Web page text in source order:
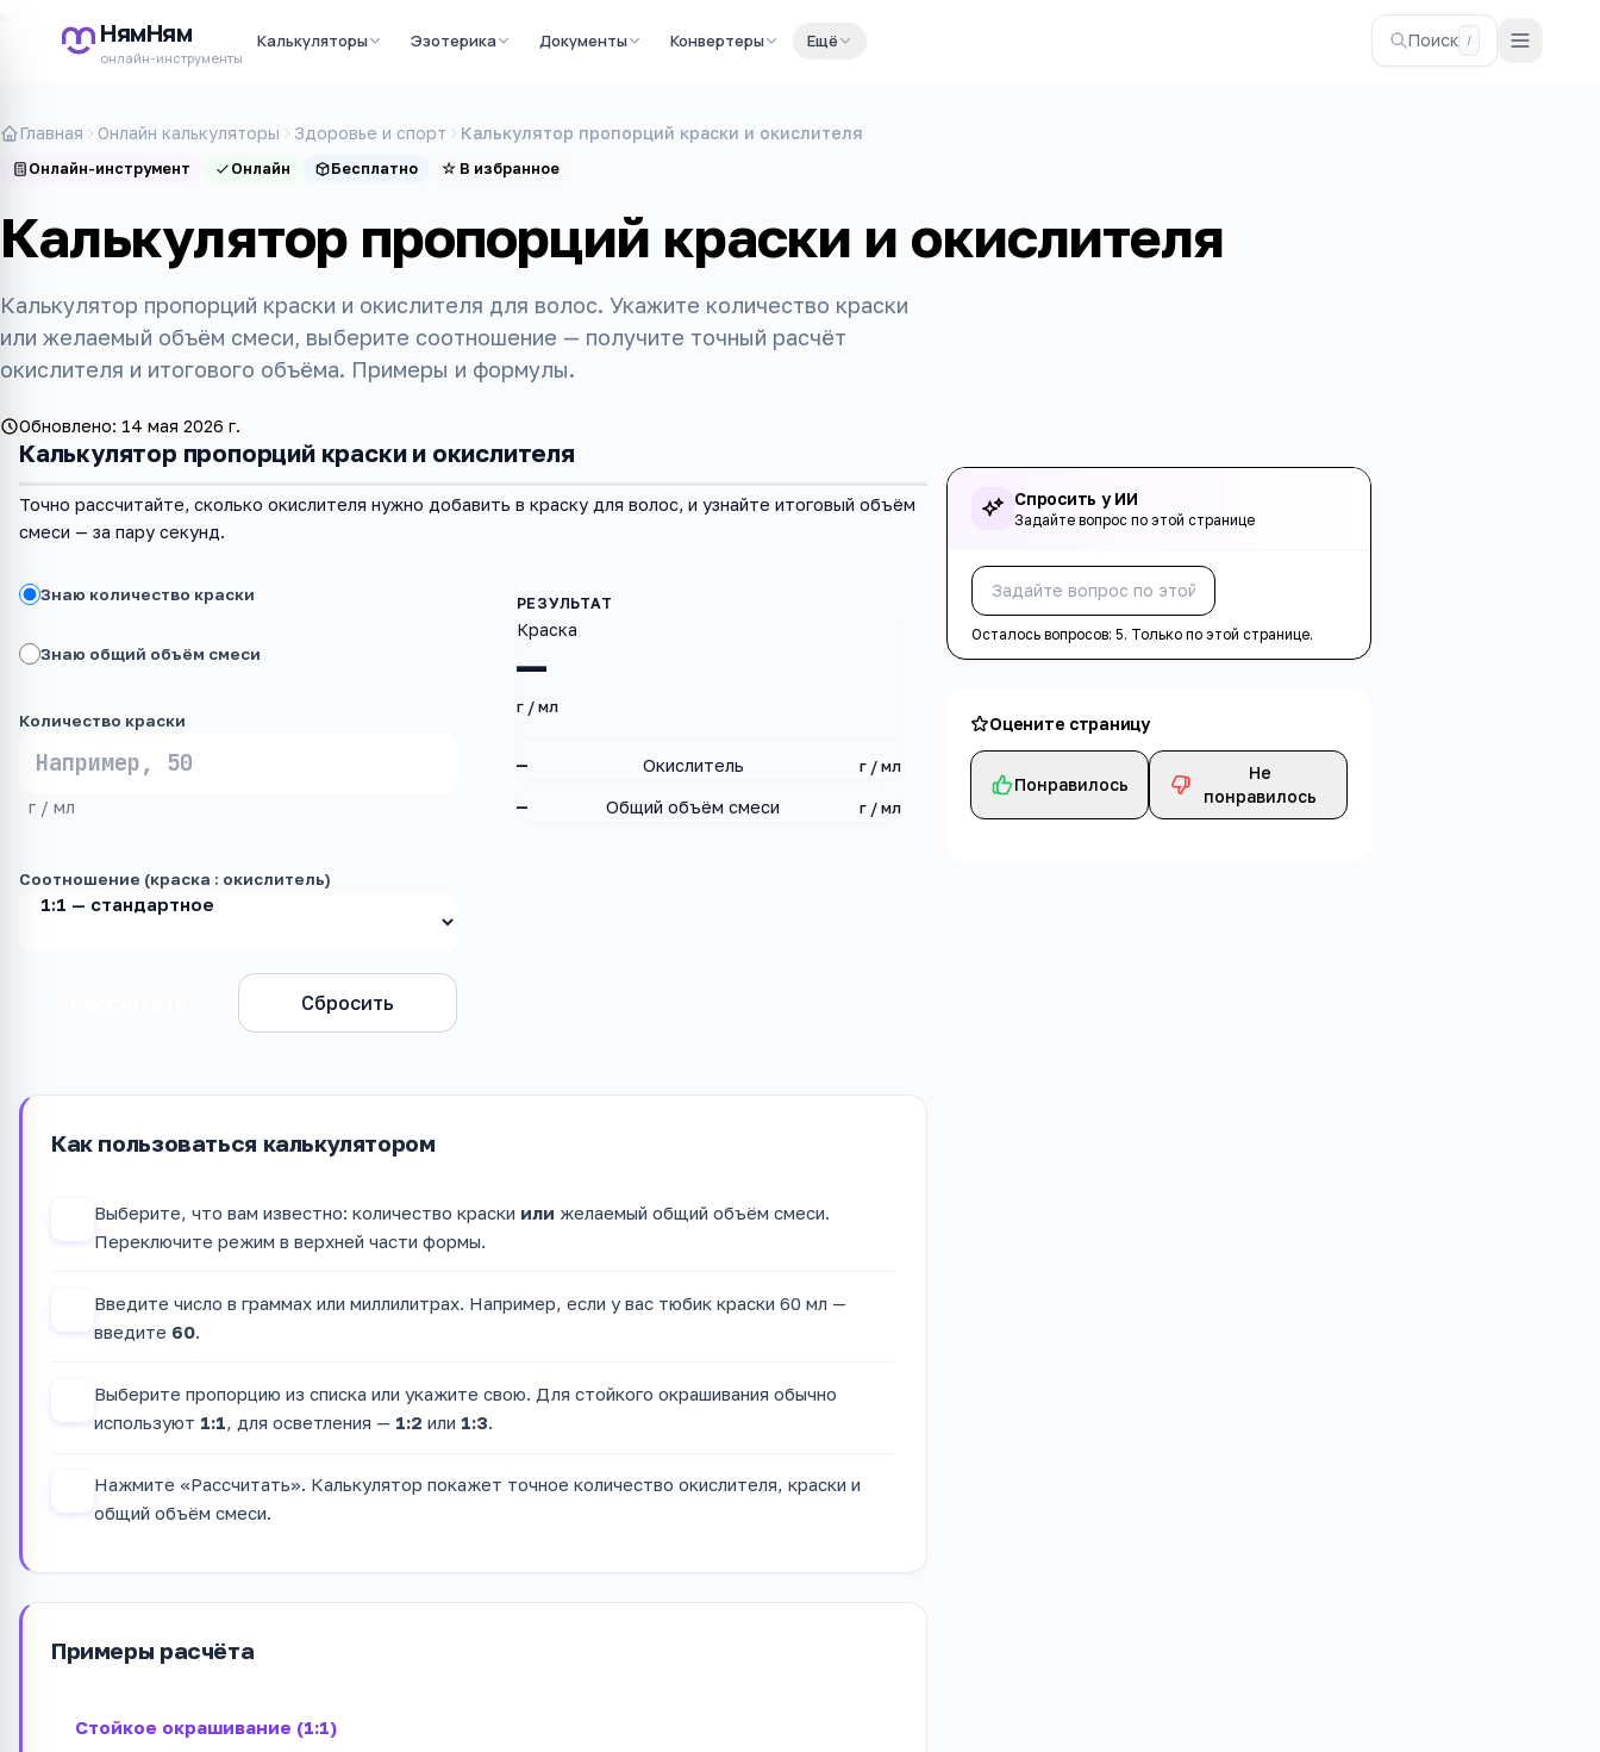
НямНям
онлайн-инструменты
Калькуляторы Эзотерика Документы Конвертеры Ещё Поиск /
Главная Онлайн калькуляторы Здоровье и спорт Калькулятор пропорций краски и окислителя
Онлайн-инструмент Онлайн Бесплатно ☆ В избранное
Калькулятор пропорций краски и окислителя
Калькулятор пропорций краски и окислителя для волос. Укажите количество краски
или желаемый объём смеси, выберите соотношение — получите точный расчёт
окислителя и итогового объёма. Примеры и формулы.
Обновлено: 14 мая 2026 г.
Калькулятор пропорций краски и окислителя
Точно рассчитайте, сколько окислителя нужно добавить в краску для волос, и узнайте итоговый объём
смеси — за пару секунд.
Знаю количество краски
Знаю общий объём смеси
Количество краски
г / мл
Соотношение (краска : окислитель)
Сбросить
—
Краска
г / мл
— Окислитель г / мл
— Общий объём смеси г / мл
Как пользоваться калькулятором
Выберите, что вам известно: количество краски или желаемый общий объём смеси.
Переключите режим в верхней части формы.
Введите число в граммах или миллилитрах. Например, если у вас тюбик краски 60 мл —
введите 60.
Выберите пропорцию из списка или укажите свою. Для стойкого окрашивания обычно
используют 1:1, для осветления — 1:2 или 1:3.
Нажмите «Рассчитать». Калькулятор покажет точное количество окислителя, краски и
общий объём смеси.
Примеры расчёта
Стойкое окрашивание (1:1)
Спросить у ИИ
Задайте вопрос по этой странице
Осталось вопросов:5. Только по этой странице.
Оцените страницу
Понравилось
Не
понравилось